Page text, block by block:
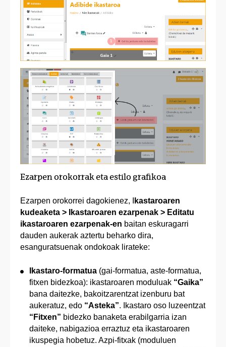
Ezarpen orokorrak eta estilo grafikoa
Ezarpen orokorrei dagokienez, I
kastaroaren
kudeaketa > Ikastaroaren ezarpenak > Editatu
ikastaroaren ezarpenak-en baitan eskuragarri
dauden aukerak aztertu beharko dira,
esanguratsuenak ondokoak lirateke:
Ikastaro-formatua (gai-formatua, aste-formatua,
fitxen bidezkoa): ikastaroaren moduluak “Gaika”
bana daitezke, bakoitzarentzat izenburu bat
aukeratuz, edo “Asteka”. Ikastaro oso luzeentzat
“Fitxen” bidezko banaketa erabilgarria izan
daiteke, nabigazioa erraztuz eta ikastaroaren
ikuspegia hobetuz. Azpi-fitxak (moduluen